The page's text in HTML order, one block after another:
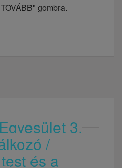
gombra.
3.
/
és a